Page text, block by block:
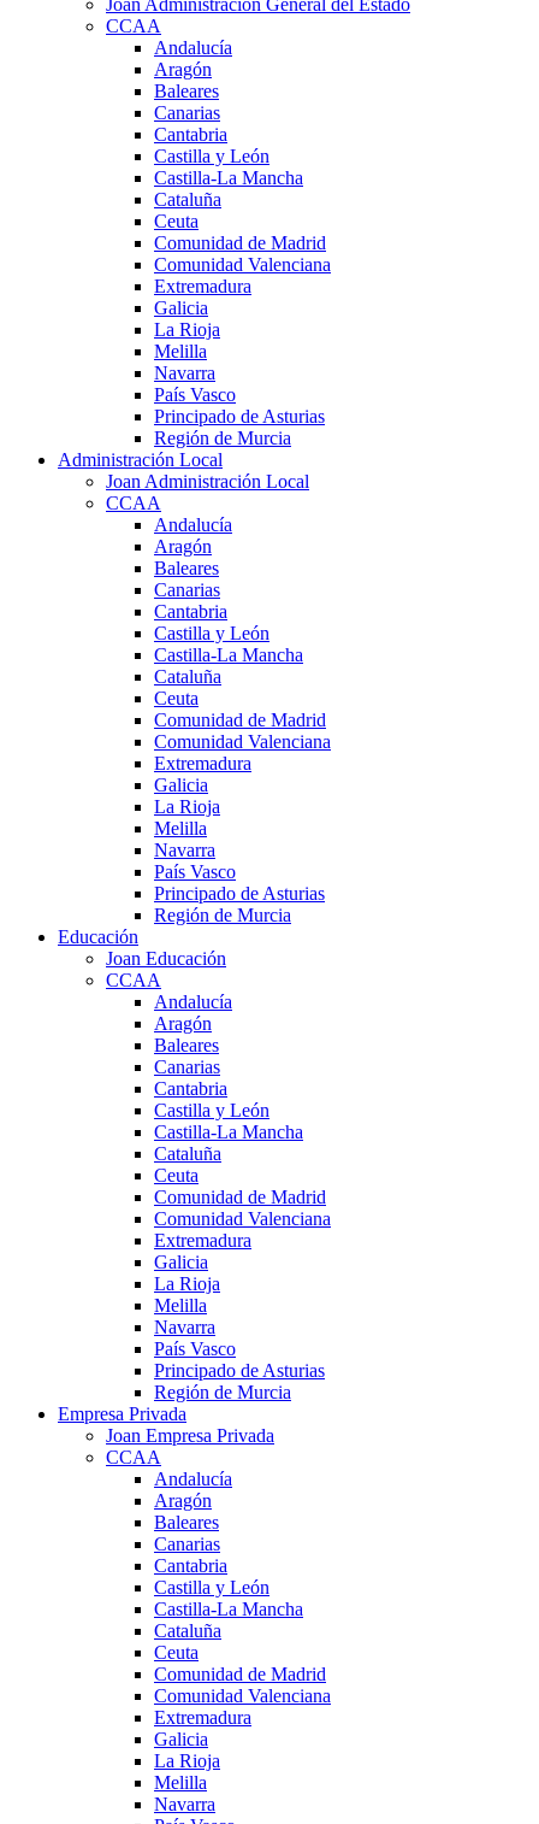
CCAA
Andalucía
Aragón
Baleares
Canarias
Cantabria
Castilla y León
Castilla-La Mancha
Cataluña
Ceuta
Comunidad de Madrid
Comunidad Valenciana
Extremadura
Galicia
La Rioja
Melilla
Navarra
País Vasco
Principado de Asturias
Región de Murcia
Administración Local
Joan Administración Local
CCAA
Andalucía
Aragón
Baleares
Canarias
Cantabria
Castilla y León
Castilla-La Mancha
Cataluña
Ceuta
Comunidad de Madrid
Comunidad Valenciana
Extremadura
Galicia
La Rioja
Melilla
Navarra
País Vasco
Principado de Asturias
Región de Murcia
Educación
Joan Educación
CCAA
Andalucía
Aragón
Baleares
Canarias
Cantabria
Castilla y León
Castilla-La Mancha
Cataluña
Ceuta
Comunidad de Madrid
Comunidad Valenciana
Extremadura
Galicia
La Rioja
Melilla
Navarra
País Vasco
Principado de Asturias
Región de Murcia
Empresa Privada
Joan Empresa Privada
CCAA
Andalucía
Aragón
Baleares
Canarias
Cantabria
Castilla y León
Castilla-La Mancha
Cataluña
Ceuta
Comunidad de Madrid
Comunidad Valenciana
Extremadura
Galicia
La Rioja
Melilla
Navarra